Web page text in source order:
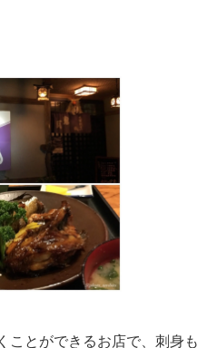
ことができるお店で、刺身も